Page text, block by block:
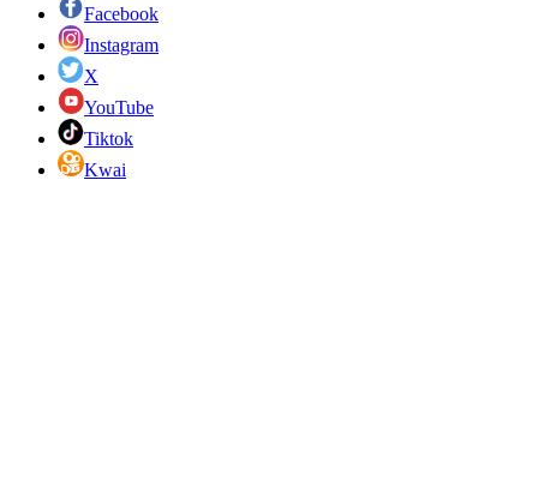
Facebook
Instagram
X
YouTube
Tiktok
Kwai